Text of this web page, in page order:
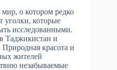
о котором редко
уголки, которые
исследованными.
Таджикистан и
красота и
жителей
незабываемые